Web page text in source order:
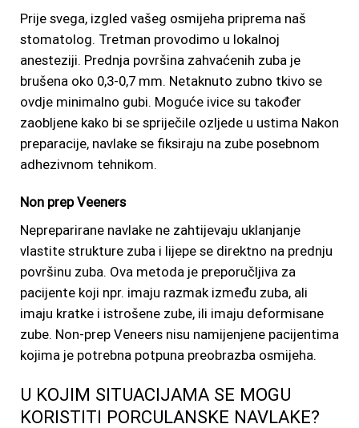
Prije svega, izgled vašeg osmijeha priprema naš
stomatolog. Tretman provodimo u lokalnoj
anesteziji. Prednja površina zahvaćenih zuba je
brušena oko 0,3-0,7 mm. Netaknuto zubno tkivo se
ovdje minimalno gubi. Moguće ivice su također
zaobljene kako bi se spriječile ozljede u ustima Nakon
preparacije, navlake se fiksiraju na zube posebnom
adhezivnom tehnikom.
Non prep Veeners
Nepreparirane navlake ne zahtijevaju uklanjanje
vlastite strukture zuba i lijepe se direktno na prednju
površinu zuba. Ova metoda je preporučljiva za
pacijente koji npr. imaju razmak između zuba, ali
imaju kratke i istrošene zube, ili imaju deformisane
zube. Non-prep Veneers nisu namijenjene pacijentima
kojima je potrebna potpuna preobrazba osmijeha.
U KOJIM SITUACIJAMA SE MOGU
KORISTITI PORCULANSKE NAVLAKE?